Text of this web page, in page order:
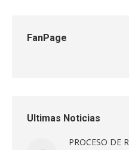
FanPage
Ultimas Noticias
PROCESO DE